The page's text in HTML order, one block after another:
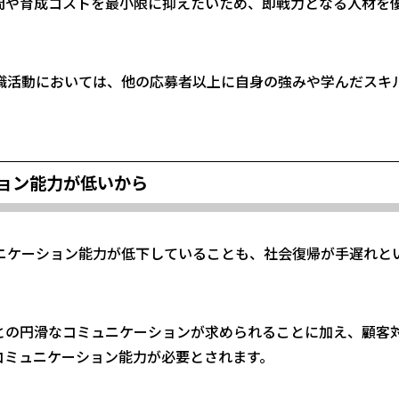
動においては、他の応募者以上に自身の強みや学んだスキ
ン能力が低いから
ーション能力が低下していることも、社会復帰が手遅れと
円滑なコミュニケーションが求められることに加え、顧客
ュニケーション能力が必要とされます。